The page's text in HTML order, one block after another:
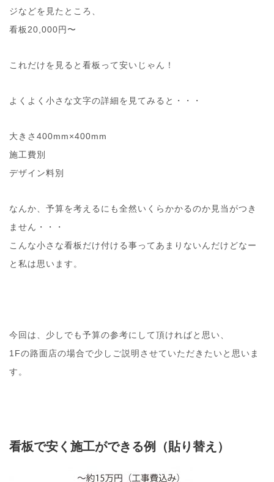
ジなどを見たところ、
看板20,000円〜
これだけを見ると看板って安いじゃん！
よくよく小さな文字の詳細を見てみると・・・
大きさ400mm×400mm
施工費別
デザイン料別
なんか、予算を考えるにも全然いくらかかるのか見当がつき
ません・・・
こんな小さな看板だけ付ける事ってあまりないんだけどなー
と私は思います。
今回は、少しでも予算の参考にして頂ければと思い、
1Fの路面店の場合で少しご説明させていただきたいと思いま
す。
看板で安く施工ができる例（貼り替え）